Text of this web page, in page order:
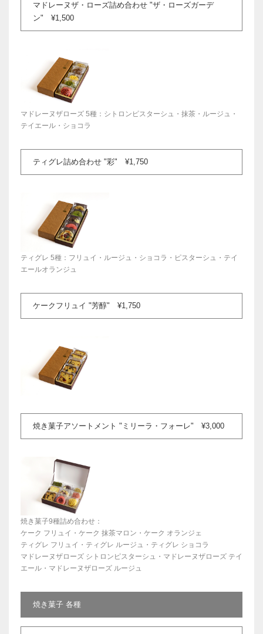
マドレーヌザ・ローズ詰め合わせ "ザ・ローズガーデ
ン" ¥1,500
マドレーヌザローズ 5種：シトロンピスターシュ・抹茶・ルージュ・
テイエール・ショコラ
ティグレ詰め合わせ "彩" ¥1,750
ティグレ 5種：フリュイ・ルージュ・ショコラ・ピスターシュ・テイ
エールオランジュ
ケークフリュイ "芳醇" ¥1,750
焼き菓子アソートメント "ミリーラ・フォーレ" ¥3,000
焼き菓子9種詰め合わせ：
ケーク フリュイ・ケーク 抹茶マロン・ケーク オランジェ
ティグレ フリュイ・ティグレ ルージュ・ティグレ ショコラ
マドレーヌザローズ シトロンピスターシュ・マドレーヌザローズ テイ
エール・マドレーヌザローズ ルージュ
焼き菓子 各種